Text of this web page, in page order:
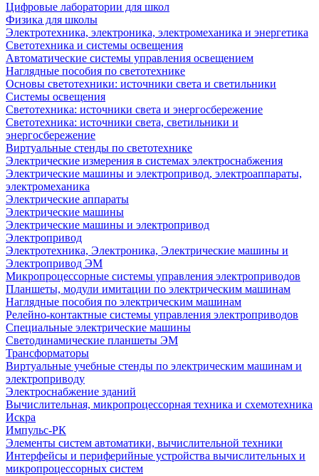
Цифровые лаборатории для школ
Физика для школы
Электротехника, электроника, электромеханика и энергетика
Светотехника и системы освещения
Автоматические системы управления освещением
Наглядные пособия по светотехнике
Основы светотехники: источники света и светильники
Системы освещения
Светотехника: источники света и энергосбережение
Светотехника: источники света, светильники и
энергосбережение
Виртуальные стенды по светотехнике
Электрические измерения в системах электроснабжения
Электрические машины и электропривод, электроаппараты,
электромеханика
Электрические аппараты
Электрические машины
Электрические машины и электропривод
Электропривод
Электротехника, Электроника, Электрические машины и
Электропривод ЭМ
Микропроцессорные системы управления электроприводов
Планшеты, модули имитации по электрическим машинам
Наглядные пособия по электрическим машинам
Релейно-контактные системы управления электроприводов
Специальные электрические машины
Светодинамические планшеты ЭМ
Трансформаторы
Виртуальные учебные стенды по электрическим машинам и
электроприводу
Электроснабжение зданий
Вычислительная, микропроцессорная техника и схемотехника
Искра
Импульс-РК
Элементы систем автоматики, вычислительной техники
Интерфейсы и периферийные устройства вычислительных и
микропроцессорных систем